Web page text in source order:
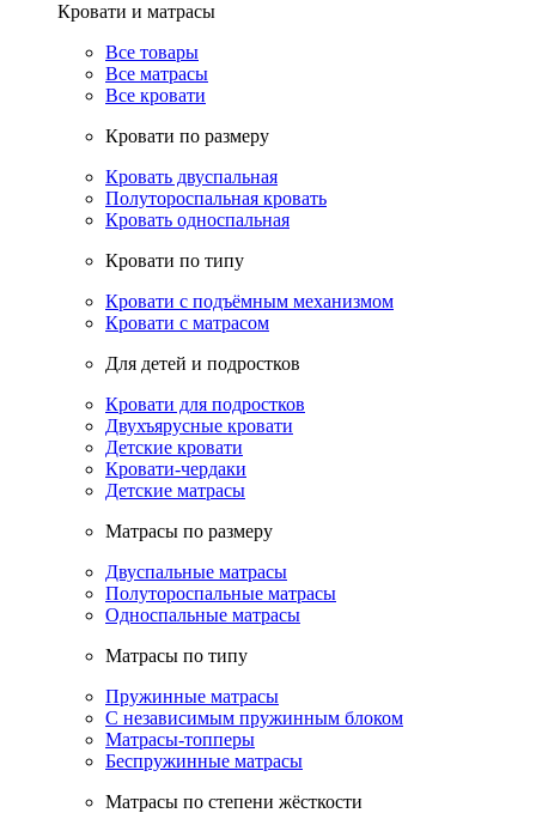
Кровати и матрасы
Все товары
Все матрасы
Все кровати
Кровати по размеру
Кровать двуспальная
Полутороспальная кровать
Кровать односпальная
Кровати по типу
Кровати с подъёмным механизмом
Кровати с матрасом
Для детей и подростков
Кровати для подростков
Двухъярусные кровати
Детские кровати
Кровати-чердаки
Детские матрасы
Матрасы по размеру
Двуспальные матрасы
Полутороспальные матрасы
Односпальные матрасы
Матрасы по типу
Пружинные матрасы
С независимым пружинным блоком
Матрасы-топперы
Беспружинные матрасы
Матрасы по степени жёсткости